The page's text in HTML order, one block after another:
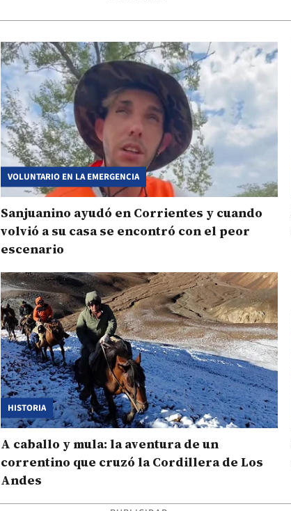
VOLUNTARIO EN LA EMERGENCIA
Sanjuanino ayudó en Corrientes y cuando
volvió a su casa se encontró con el peor
escenario
HISTORIA
A caballo y mula: la aventura de un
correntino que cruzó la Cordillera de Los
Andes